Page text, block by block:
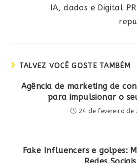
IA, dados e Digital
TALVEZ VOCÊ GOSTE TAMBÉM
Agência de marketing de
para impulsionar o
24 de fevereiro de
Fake Influencers e golpes: